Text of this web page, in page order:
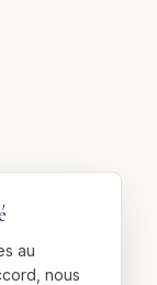
au
nous